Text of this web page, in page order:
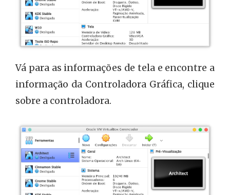
Vá para as informações de tela e encontre a
informação da Controladora Gráfica, clique
sobre a controladora.